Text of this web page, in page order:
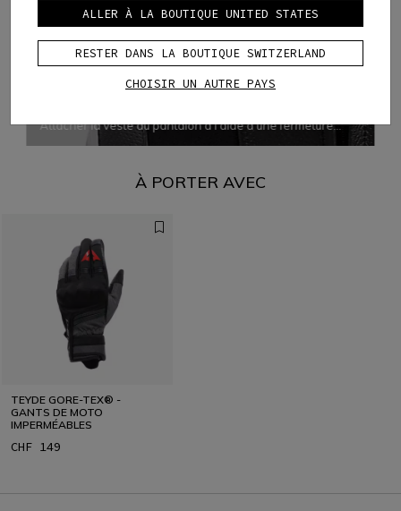
Attacher la veste au pantalon à l'aide d'une fermeture
éclair apporte davantage d'ergonomie et de confort en
toutes les situationsÀ PORTER AVEC
TEYDE GORE-TEX® -
GANTS DE MOTO
IMPERMÉABLES
CHF 149
ALLER À LA BOUTIQUE UNITED STATES
RESTER DANS LA BOUTIQUE SWITZERLAND
CHOISIR UN AUTRE PAYS